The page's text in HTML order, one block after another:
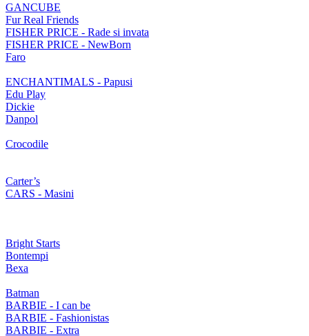
GANCUBE
Fur Real Friends
FISHER PRICE - Rade si invata
FISHER PRICE - NewBorn
Faro
ENCHANTIMALS - Papusi
Edu Play
Dickie
Danpol
Crocodile
Carter’s
CARS - Masini
Bright Starts
Bontempi
Bexa
Batman
BARBIE - I can be
BARBIE - Fashionistas
BARBIE - Extra